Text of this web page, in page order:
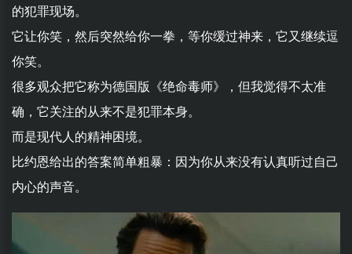
的犯罪现场。
它让你笑，然后突然给你一拳，等你缓过神来，它又继续逗
你笑。
很多观众把它称为德国版《绝命毒师》，但我觉得不太准
确，它关注的从来不是犯罪本身。
而是现代人的精神困境。
比约恩给出的答案简单粗暴：因为你从来没有认真听过自己
内心的声音。